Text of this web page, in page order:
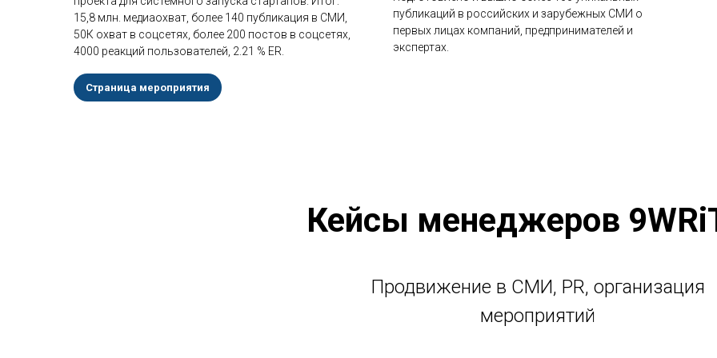
15,8 млн. медиаохват, более 140 публикация в СМИ,
50К охват в соцсетях, более 200 постов в соцсетях,
4000 реакций пользователей, 2.21 % ER.
Страница мероприятия
публикаций в российских и зарубежных СМИ о
первых лицах компаний, предпринимателей и
экспертах.
Кейсы менеджеров
Продвижение в СМИ, PR, организация
мероприятий